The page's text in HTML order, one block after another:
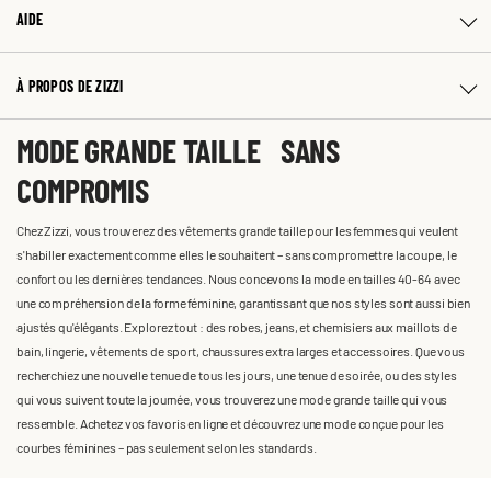
AIDE
À PROPOS DE ZIZZI
MODE GRANDE TAILLE SANS
COMPROMIS
Chez Zizzi, vous trouverez des vêtements grande taille pour les femmes qui veulent
s'habiller exactement comme elles le souhaitent – sans compromettre la coupe, le
confort ou les dernières tendances. Nous concevons la mode en tailles 40-64 avec
une compréhension de la forme féminine, garantissant que nos styles sont aussi bien
ajustés qu'élégants. Explorez tout : des robes, jeans, et chemisiers aux maillots de
bain, lingerie, vêtements de sport, chaussures extra larges et accessoires. Que vous
recherchiez une nouvelle tenue de tous les jours, une tenue de soirée, ou des styles
qui vous suivent toute la journée, vous trouverez une mode grande taille qui vous
ressemble. Achetez vos favoris en ligne et découvrez une mode conçue pour les
courbes féminines – pas seulement selon les standards.